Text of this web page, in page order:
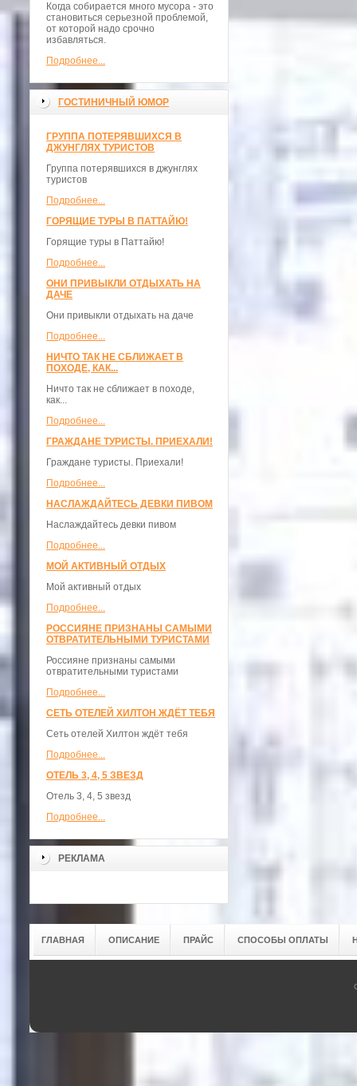
Когда собирается много мусора - это
становиться серьезной проблемой,
от которой надо срочно
избавляться.
Подробнее...
ГОСТИНИЧНЫЙ ЮМОР
ГРУППА ПОТЕРЯВШИХСЯ В
ДЖУНГЛЯХ ТУРИСТОВ
Группа потерявшихся в джунглях
туристов
Подробнее...
ГОРЯЩИЕ ТУРЫ В ПАТТАЙЮ!
Горящие туры в Паттайю!
Подробнее...
ОНИ ПРИВЫКЛИ ОТДЫХАТЬ НА
ДАЧЕ
Они привыкли отдыхать на даче
Подробнее...
НИЧТО ТАК НЕ СБЛИЖАЕТ В
ПОХОДЕ, КАК...
Ничто так не сближает в походе,
как...
Подробнее...
ГРАЖДАНЕ ТУРИСТЫ. ПРИЕХАЛИ!
Граждане туристы. Приехали!
Подробнее...
НАСЛАЖДАЙТЕСЬ ДЕВКИ ПИВОМ
Наслаждайтесь девки пивом
Подробнее...
МОЙ АКТИВНЫЙ ОТДЫХ
Мой активный отдых
Подробнее...
РОССИЯНЕ ПРИЗНАНЫ САМЫМИ
ОТВРАТИТЕЛЬНЫМИ ТУРИСТАМИ
Россияне признаны самыми
отвратительными туристами
Подробнее...
СЕТЬ ОТЕЛЕЙ ХИЛТОН ЖДЁТ ТЕБЯ
Сеть отелей Хилтон ждёт тебя
Подробнее...
ОТЕЛЬ 3, 4, 5 ЗВЕЗД
Отель 3, 4, 5 звезд
Подробнее...
РЕКЛАМА
ГЛАВНАЯ ОПИСАНИЕ ПРАЙС СПОСОБЫ ОПЛАТЫ